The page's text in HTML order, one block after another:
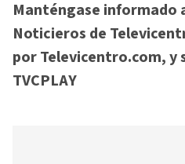
Manténgase informado
Noticieros de
por Televicentro.com, y
TVCPLAY